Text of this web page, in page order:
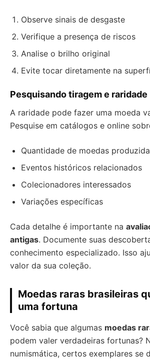
Observe sinais de desgaste
Verifique a presença de riscos
Analise o brilho original
Evite tocar diretamente na
Pesquisando tiragem e raridade
A raridade pode fazer uma moeda
Pesquise em catálogos e online
Quantidade de moedas
Eventos históricos relacionados
Colecionadores interessados
Variações específicas
Cada detalhe é importante na
antigas. Documente suas
conhecimento especializado. Isso
valor da sua coleção.
Moedas raras brasileiras
uma fortuna
Você sabia que algumas moedas
podem valer verdadeiras fortunas?
numismática, certos exemplares se